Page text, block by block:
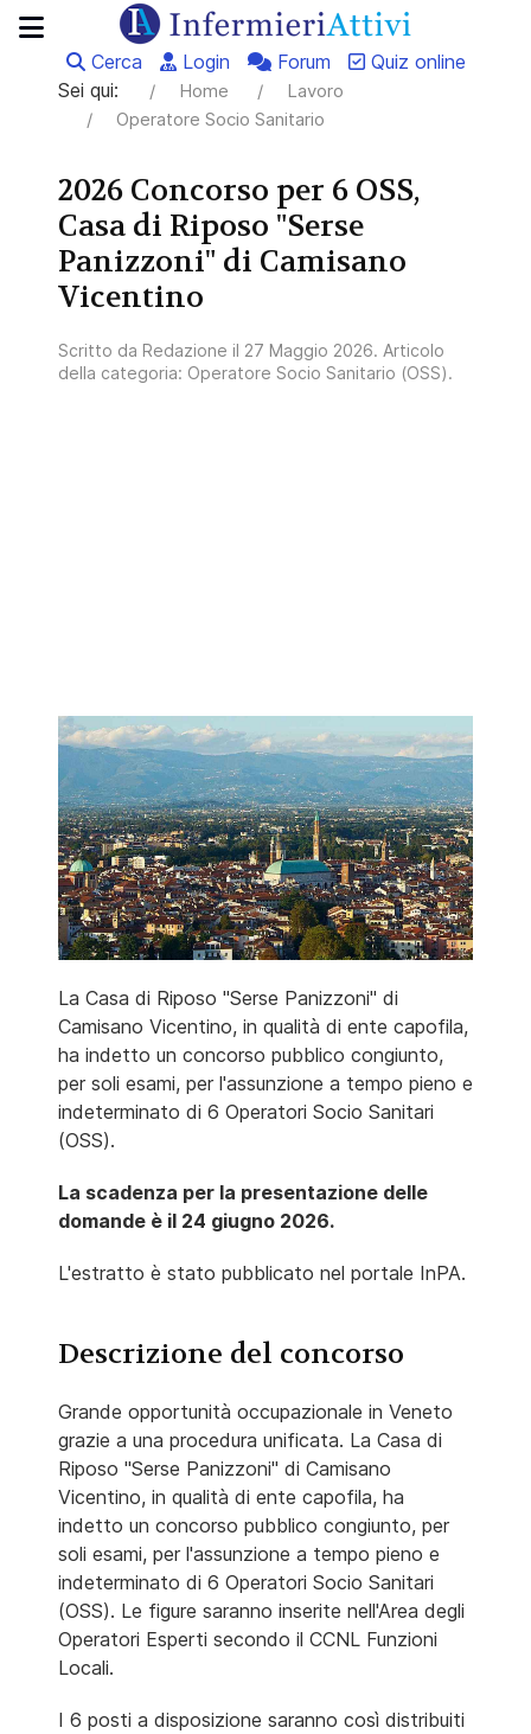
Cerca Login Forum
Quiz online
Sei qui:
Home
Lavoro
Operatore Socio Sanitario
2026 Concorso per 6 OSS,
Casa di Riposo "Serse
Panizzoni" di Camisano
Vicentino
Scritto da Redazione il 27 Maggio 2026. Articolo
della categoria: Operatore Socio Sanitario (OSS).
La Casa di Riposo "Serse Panizzoni" di
Camisano Vicentino, in qualità di ente capofila,
ha indetto un concorso pubblico congiunto,
per soli esami, per l'assunzione a tempo pieno e
indeterminato di 6 Operatori Socio Sanitari
(OSS).
La scadenza per la presentazione delle
domande è il 24 giugno 2026.
L'estratto è stato pubblicato nel portale InPA.
Descrizione del concorso
Grande opportunità occupazionale in Veneto
grazie a una procedura unificata. La Casa di
Riposo "Serse Panizzoni" di Camisano
Vicentino, in qualità di ente capofila, ha
indetto un concorso pubblico congiunto, per
soli esami, per l'assunzione a tempo pieno e
indeterminato di 6 Operatori Socio Sanitari
(OSS). Le figure saranno inserite nell'Area degli
Operatori Esperti secondo il CCNL Funzioni
Locali.
I 6 posti a disposizione saranno così distribuiti